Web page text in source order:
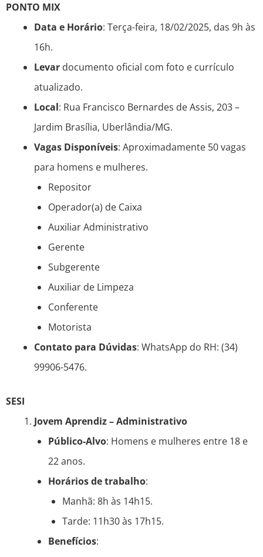
PONTO MIX
Data e Horário: Terça-feira, 18/02/2025, das 9h às
16h.
Levar documento oficial com foto e currículo
atualizado.
Local: Rua Francisco Bernardes de Assis, 203 –
Jardim Brasília, Uberlândia/MG.
Vagas Disponíveis: Aproximadamente 50 vagas
para homens e mulheres.
Repositor
Operador(a) de Caixa
Auxiliar Administrativo
Gerente
Subgerente
Auxiliar de Limpeza
Conferente
Motorista
Contato para Dúvidas: WhatsApp do RH: (34)
99906-5476.
SESI
Jovem Aprendiz – Administrativo
Público-Alvo: Homens e mulheres entre 18 e
22 anos.
Horários de trabalho:
Manhã: 8h às 14h15.
Tarde: 11h30 às 17h15.
Benefícios: